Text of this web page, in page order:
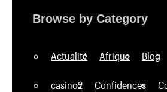
Browse by Category
Actualité Afrique Blog
casino2 Confidences